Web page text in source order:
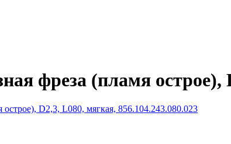
фреза (пламя острое),